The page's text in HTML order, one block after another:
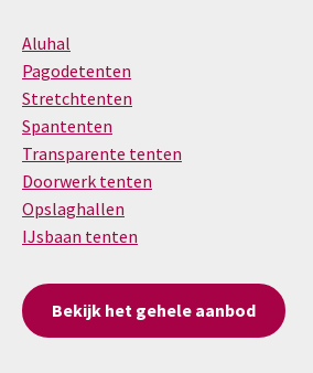
Aluhal
Pagodetenten
Stretchtenten
Spantenten
Transparente tenten
Doorwerk tenten
Opslaghallen
IJsbaan tenten
Bekijk het gehele aanbod